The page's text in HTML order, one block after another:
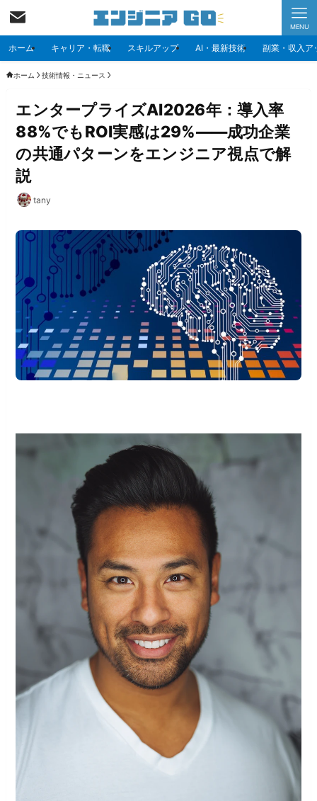
MENU
ホーム キャリア・転職 スキルアップ AI・最新技術 副業・収入ア
ホーム 技術情報・ニュース
エンタープライズAI2026年：導入率
88%でもROI実感は29%——成功企業
の共通パターンをエンジニア視点で解
説
tany